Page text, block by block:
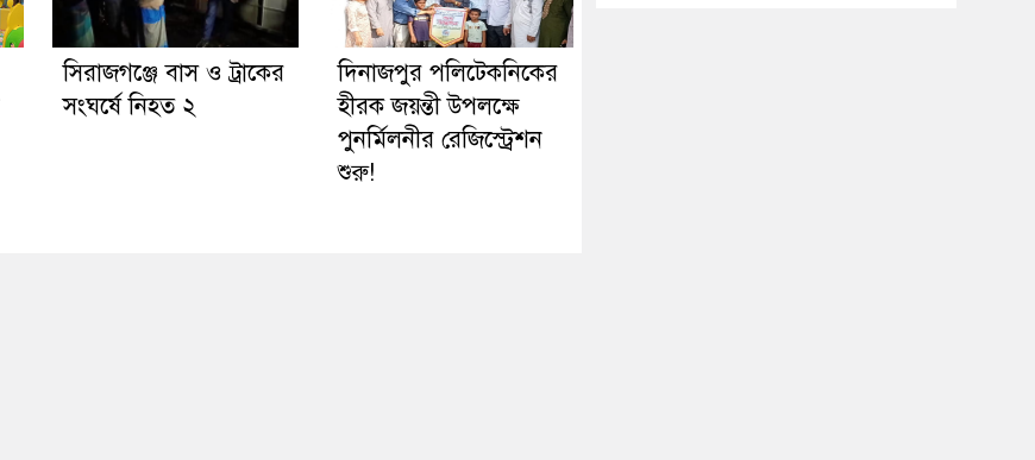
সিরাজগঞ্জে বাস ও ট্রাকের
সংঘর্ষে নিহত ২
দিনাজপুর পলিটেকনিকের
হীরক জয়ন্তী উপলক্ষে
পুনর্মিলনীর রেজিস্ট্রেশন
শুরু!